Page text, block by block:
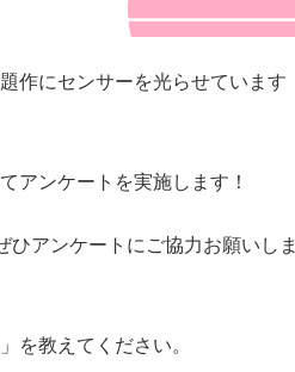
作にセンサーを光らせています
アンケートを実施します！
ひアンケートにご協力お願いしま
」を教えてください。